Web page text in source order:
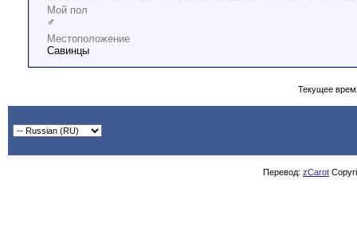
Мой пол
♂
Местоположение
Савинцы
Текущее
Перевод: zCarot